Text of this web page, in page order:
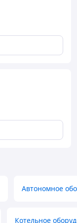
Автономное
Котельное